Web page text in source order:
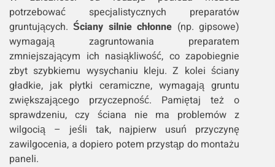
potrzebować specjalistycznych preparatów
gruntujących.Ściany silnie chłonne (np. gipsowe)
wymagają zagruntowania preparatem
zmniejszającym ich nasiąkliwość, co zapobiegnie
zbyt szybkiemu wysychaniu kleju. Z kolei ściany
gładkie, jak płytki ceramiczne, wymagają gruntu
zwiększającego przyczepność. Pamiętaj też o
sprawdzeniu, czy ściana nie ma problemów z
wilgocią – jeśli tak, najpierw usuń przyczynę
zawilgocenia, a dopiero potem przystąp do montażu
paneli.